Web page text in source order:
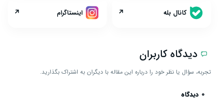
کانال بله ↗ اینستاگرام ↗
دیدگاه کاربران
تجربه، سؤال یا نظر خود را درباره این مقاله با دیگران به اشتراک بگذارید.
0 دیدگاه